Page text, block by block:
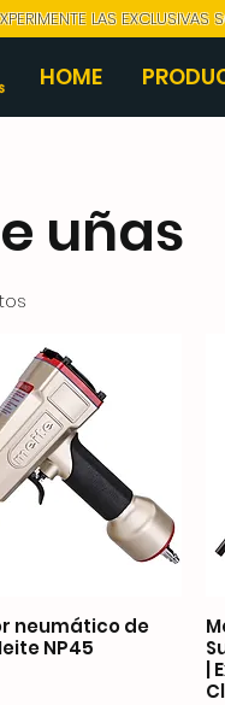
LAS
HOME
uñas
neumático de
NP45
|